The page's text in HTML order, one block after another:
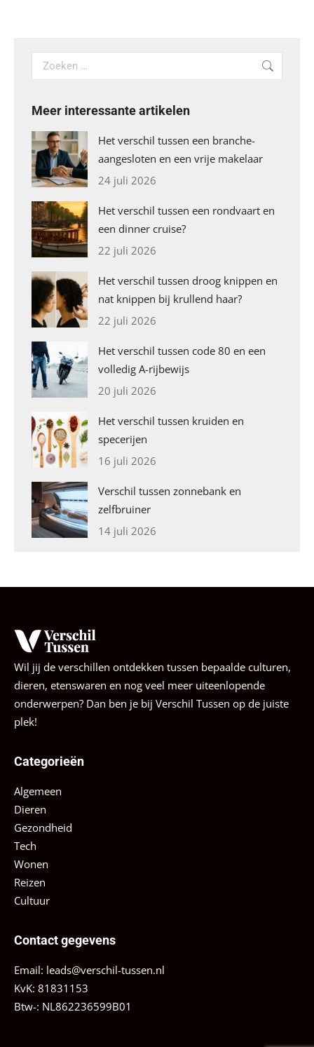
Search:
Meer interessante artikelen
Het verschil tussen een branche-
aangesloten en een vrije makelaar
24 juli 2026
Het verschil tussen een rondvaart en
een dinner cruise?
22 juli 2026
Het verschil tussen droog knippen en
nat knippen bij krullend haar?
22 juli 2026
Het verschil tussen code 80 en een
volledig A-rijbewijs
20 juli 2026
Het verschil tussen kruiden en
specerijen
16 juli 2026
Verschil tussen zonnebank en
zelfbruiner
14 juli 2026
Wil jij de verschillen ontdekken tussen bepaalde culturen,
dieren, etenswaren en nog veel meer uiteenlopende
onderwerpen? Dan ben je bij Verschil Tussen op de juiste
plek!
Categorieën
Algemeen
Dieren
Gezondheid
Tech
Wonen
Reizen
Cultuur
Contact gegevens
Email: leads@verschil-tussen.nl
KvK: 81831153
Btw-: NL862236599B01